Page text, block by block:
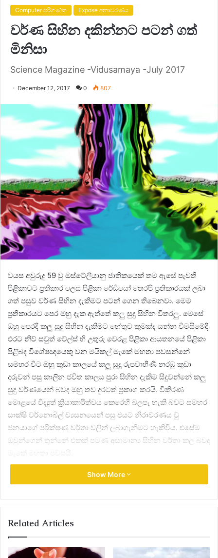
Computer පරිගණක Expose අනාවරණය
වර්ණ සිහින දකින්නට පටන් ගත්
මිනිසා
Science Magazine -Vidusamaya -July 2017
December 12, 2017 0 807
වයස අවුරුදු 59 වු ඔස්ටේලියානු ජාතිකයෙක් තම ඇසේ පැවති
පිළිකාවට ප්‍රතිකාර ලෙස පිළිකා රේඩියෝ තෙරපි ප්‍රතිකාරයක් ලබා
ගත් පසුව වර්ණ සිහින දැකිමට පටන් ගෙන තිබෙනවා. මෙම
ප්‍රතිකාරයට පෙර ඔහු දැක ඇත්තේ කලු සුදු සිහින විතරලු. මෙසේ
ඔහු පෙරදි කලු සුදු සිහින දැකිමට හේතුව කුමක්ද යන්න විමසිමේදි
එරට නිව් සවුත් වේල්ස් හි උතුරු වෙරළ පිළිකා ආයතනයේ පිළිකා
පිළිබද විශේෂඥයෙකු වන මයිකල් මැකේ මහතා පවසන්නේ
සමහර විට ඔහු කුඩා කාලයේ කලු සුදු රුපවාහීණි නරඹු කුඩා
දරුවන් පසු කාලින ජවිත කාලය පුරා සිහින දැකිම සිදුවන්නේ කලු
සුදු වර්ණයෙන් බවද ඔහු තව දුරටත් ප්‍රකාශ කරයි. විකිරණ
මොළයේ විද්‍යුත් ක්‍රියාකාරිත්වය කෙරෙහි බලපැ හැකි බවට සමහර
සාක්ෂි චර්නොබිල් ව්‍යසනයෙන් පසු එයට නිරාවරණය වු
ජනයාගේ පරික්ෂණ වර්තා වලින් ලබාගැනිමට හැකිවිය. එසේම
ඔවුන්ගෙන් තුන්නේ එකක් පමණ අසාමාන්‍ය සිහින වර්තා කල බවද
මැකේ මහතා පවසයි.
Show More
Related Articles